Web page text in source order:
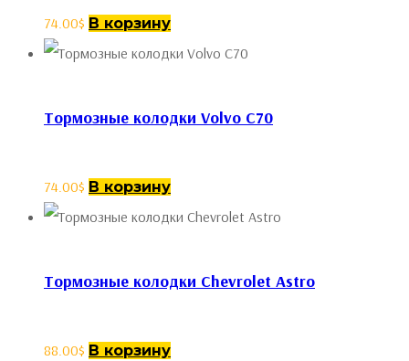
74.00$ В корзину
Тормозные колодки Volvo C70
74.00$ В корзину
Тормозные колодки Chevrolet Astro
88.00$ В корзину